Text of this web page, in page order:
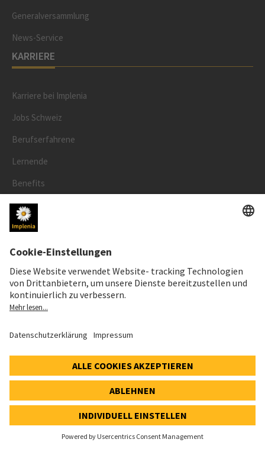
Generalversammlung
News-Service
KARRIERE
Karriere bei Implenia
Jobs Schweiz
Berufserfahrene
Lernende
Benefits
RECHTLICHES
Cookie- und Social-Media-Richtlinie
Cookie-Einstellungen
SWX: Implenia AG
62,80 CHF
-0,40 CHF (-0,63%)